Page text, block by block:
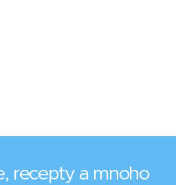
recepty a mnoho